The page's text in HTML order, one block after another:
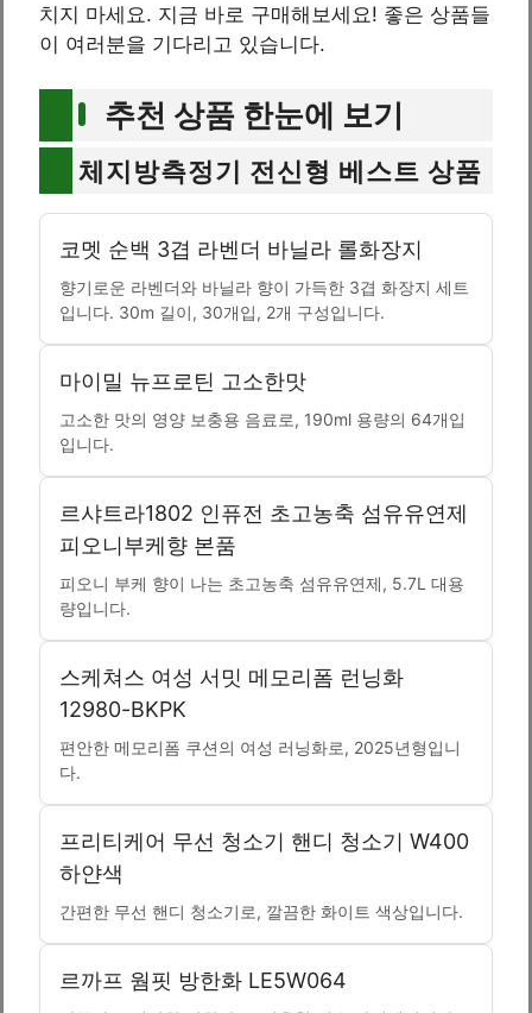
치지 마세요. 지금 바로 구매해보세요! 좋은 상품들
이 여러분을 기다리고 있습니다.
추천 상품 한눈에 보기
체지방측정기 전신형 베스트 상품
코멧 순백 3겹 라벤더 바닐라 롤화장지
향기로운 라벤더와 바닐라 향이 가득한 3겹 화장지 세트
입니다. 30m 길이, 30개입, 2개 구성입니다.
마이밀 뉴프로틴 고소한맛
고소한 맛의 영양 보충용 음료로, 190ml 용량의 64개입
입니다.
르샤트라1802 인퓨전 초고농축 섬유유연제
피오니부케향 본품
피오니 부케 향이 나는 초고농축 섬유유연제, 5.7L 대용
량입니다.
스케쳐스 여성 서밋 메모리폼 런닝화
12980-BKPK
편안한 메모리폼 쿠션의 여성 러닝화로, 2025년형입니
다.
프리티케어 무선 청소기 핸디 청소기 W400
하얀색
간편한 무선 핸디 청소기로, 깔끔한 화이트 색상입니다.
르까프 웜핏 방한화 LE5W064